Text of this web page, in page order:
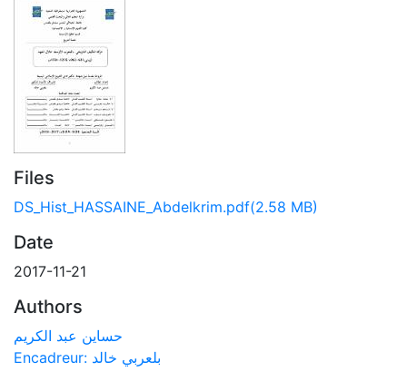
Files
DS_Hist_HASSAINE_Abdelkrim.pdf(2.58 MB)
Date
2017-11-21
Authors
حساين عبد الكريم
Encadreur: بلعربي خالد